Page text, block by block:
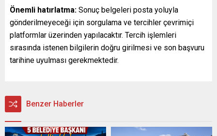
Önemli hatırlatma: Sonuç belgeleri posta yoluyla
gönderilmeyeceği için sorgulama ve tercihler çevrimiçi
platformlar üzerinden yapılacaktır. Tercih işlemleri
sırasında istenen bilgilerin doğru girilmesi ve son başvuru
tarihine uyulması gerekmektedir.
Benzer Haberler